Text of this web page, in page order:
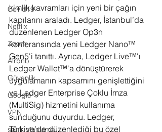
Covid19
Netflix
Zoom
Airbnb
Güvenlik
Google
VPN
şehir planlama
kimlik kavramları için yeni bir çağın
kapılarını araladı. Ledger, İstanbul’da
düzenlenen Ledger Op3n
konferansında yeni Ledger Nano™
Gen5'i tanıttı. Ayrıca, Ledger Live™'ı
Ledger Wallet™'a dönüştürerek
uygulamanın kapsamını genişlettiğini
ve Ledger Enterprise Çoklu İmza
(MultiSig) hizmetini kullanıma
sunduğunu duyurdu. Ledger,
Türkiye’de düzenlediği bu özel